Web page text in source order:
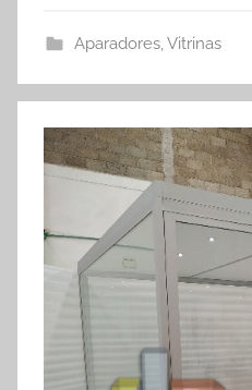
Aparadores,Vitrinas